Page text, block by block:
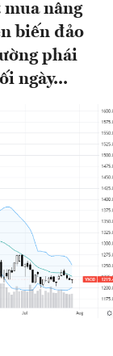
nâng
biến đảo
phái
ngày...